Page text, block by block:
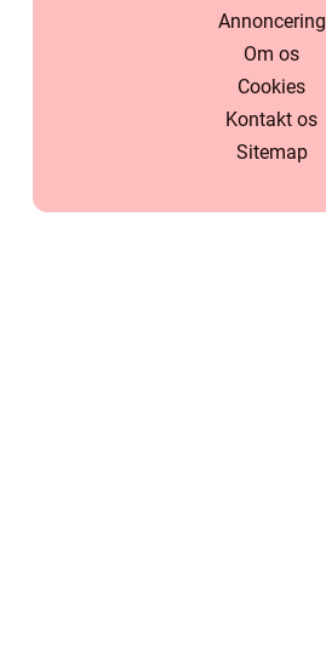
Annoncering
Om os
Cookies
Kontakt os
Sitemap